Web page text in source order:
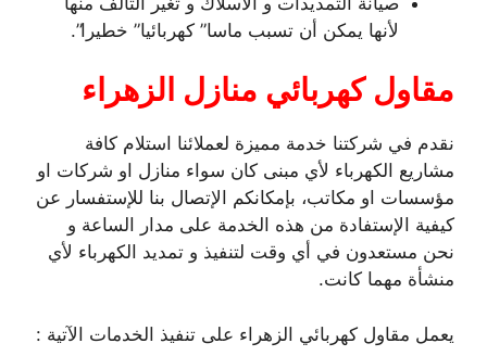
لأنها يمكن أن تسبب ماسا” كهربائيا” خطيرا”.
مقاول كهربائي منازل الزهراء
نقدم في شركتنا خدمة مميزة لعملائنا استلام كافة
مشاريع الكهرباء لأي مبنى كان سواء منازل او شركات او
مؤسسات او مكاتب، بإمكانكم الإتصال بنا للإستفسار عن
كيفية الإستفادة من هذه الخدمة على مدار الساعة و
نحن مستعدون في أي وقت لتنفيذ و تمديد الكهرباء لأي
منشأة مهما كانت.
يعمل مقاول كهربائي الزهراء على تنفيذ الخدمات الآتية :